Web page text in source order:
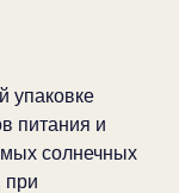
упаковке
питания и
солнечных
при